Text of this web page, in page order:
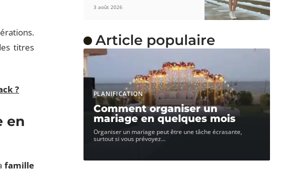
titres
?
en
famille
3 août 2026
Article populaire
PLANIFICATION
Comment organiser un
mariage en quelques mois
Organiser un mariage peut être une tâche écrasante,
surtout si vous prévoyez…